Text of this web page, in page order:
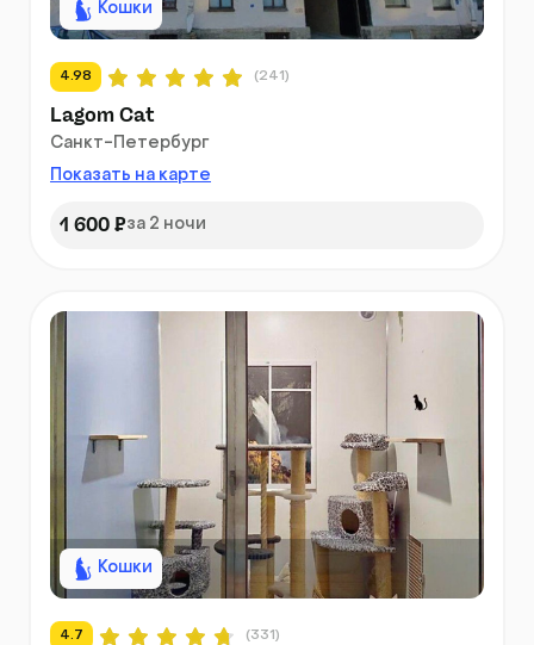
Кошки
4.98 (241)
Lagom Cat
Санкт-Петербург
Показать на карте
1 600 ₽за 2 ночи
Кошки
4.7 (331)